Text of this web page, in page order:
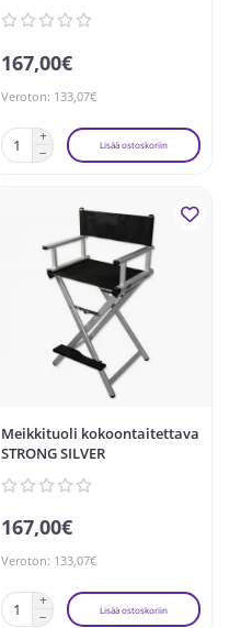
167,00€
Veroton: 133,07€
Lisää ostoskoriin
Meikkituoli kokoontaitettava
STRONG SILVER
167,00€
Veroton: 133,07€
Lisää ostoskoriin